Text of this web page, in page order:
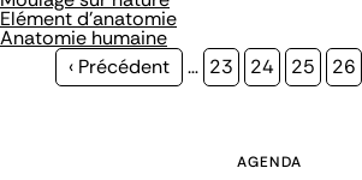
Elément d'anatomie
Anatomie humaine
Page
‹ Précédent … Page
23 Page
24 Page
25 Page
26
AGENDA